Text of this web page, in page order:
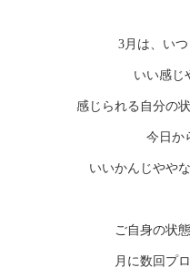
3月は、いつ
いい感じ
感じられる自分の
今日か
いいかんじやや
ご自身の状
月に数回プ